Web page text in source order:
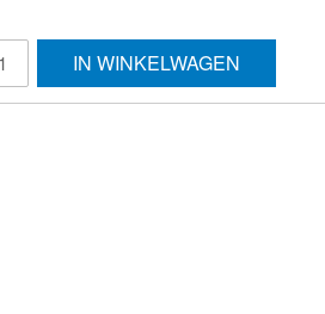
IN WINKELWAGEN